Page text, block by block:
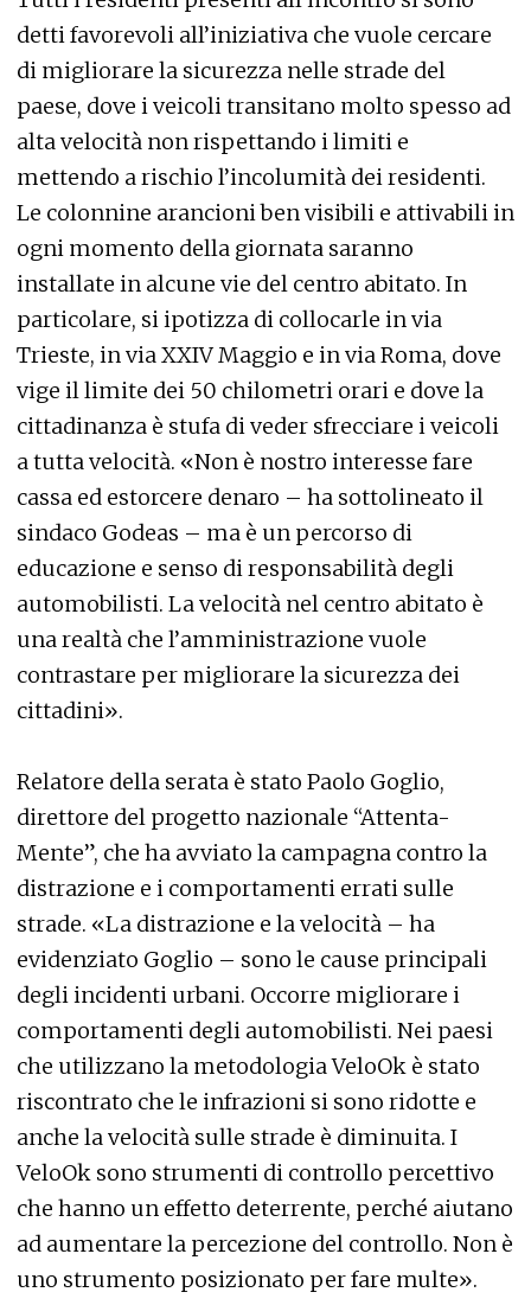
detti favorevoli all’iniziativa che vuole cercare
di migliorare la sicurezza nelle strade del
paese, dove i veicoli transitano molto spesso ad
alta velocità non rispettando i limiti e
mettendo a rischio l’incolumità dei residenti.
Le colonnine arancioni ben visibili e attivabili in
ogni momento della giornata saranno
installate in alcune vie del centro abitato. In
particolare, si ipotizza di collocarle in via
Trieste, in via XXIV Maggio e in via Roma, dove
vige il limite dei 50 chilometri orari e dove la
cittadinanza è stufa di veder sfrecciare i veicoli
a tutta velocità. «Non è nostro interesse fare
cassa ed estorcere denaro – ha sottolineato il
sindaco Godeas – ma è un percorso di
educazione e senso di responsabilità degli
automobilisti. La velocità nel centro abitato è
una realtà che l’amministrazione vuole
contrastare per migliorare la sicurezza dei
cittadini».
Relatore della serata è stato Paolo Goglio,
direttore del progetto nazionale “Attenta-
Mente”, che ha avviato la campagna contro la
distrazione e i comportamenti errati sulle
strade. «La distrazione e la velocità – ha
evidenziato Goglio – sono le cause principali
degli incidenti urbani. Occorre migliorare i
comportamenti degli automobilisti. Nei paesi
che utilizzano la metodologia VeloOk è stato
riscontrato che le infrazioni si sono ridotte e
anche la velocità sulle strade è diminuita. I
VeloOk sono strumenti di controllo percettivo
che hanno un effetto deterrente, perché aiutano
ad aumentare la percezione del controllo. Non è
uno strumento posizionato per fare multe».